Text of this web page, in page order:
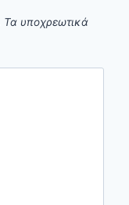
Τα υποχρεωτικά